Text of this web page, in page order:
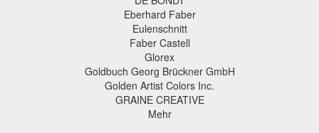
Eberhard Faber
Eulenschnitt
Faber Castell
Glorex
Goldbuch Georg Brückner GmbH
Golden Artist Colors Inc.
GRAINE CREATIVE
Mehr